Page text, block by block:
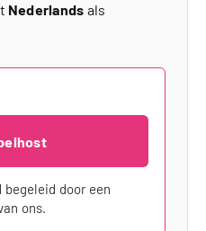
Nederlands als
door een
ons.